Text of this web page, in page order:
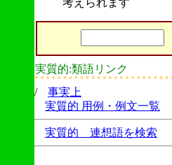
考えられます
実質的:類語リンク
/
事実上
実質的 用例・例文一覧
実質的 連想語を検索